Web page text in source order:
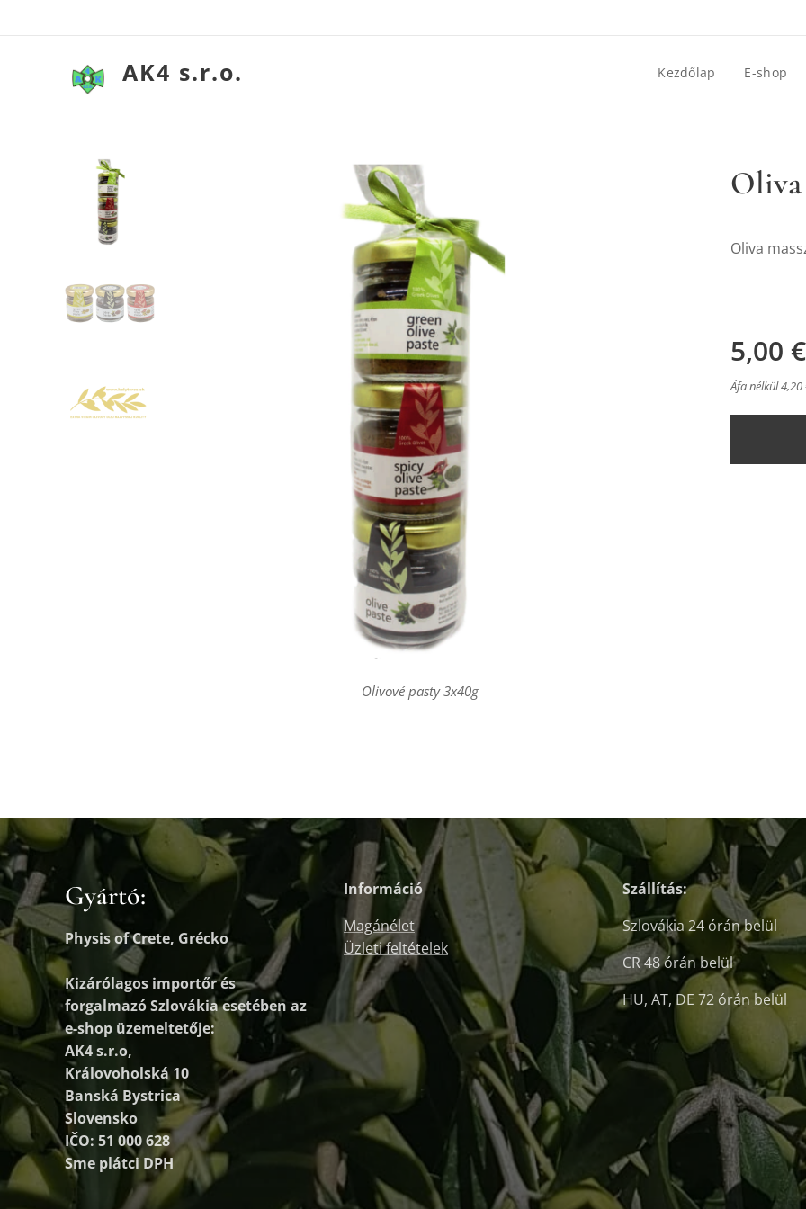
AK4 s.r.o. Kezdőlap E-shop
Oliva
Olivové pasty 3x40g
Oliva
5,00 €
Áfa nélkül 4,20
Gyártó:
Physis of Crete, Grécko
Kizárólagos importőr és
forgalmazóSzlovákia esetében az
e-shop üzemeltetője:
AK4 s.r.o,
Královoholská 10
Banská Bystrica
Slovensko
IČO: 51 000 628
Sme plátci DPH
Információ
Magánélet
Üzleti feltételek
Szállítás:
Szlovákia 24 órán belül
CR 48 órán belül
HU, AT, DE 72 órán belül